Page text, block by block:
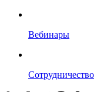
Вебинары
Сотрудничество